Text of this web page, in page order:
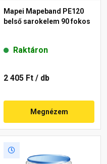
Mapei Mapeband PE120
belső sarokelem 90 fokos
Raktáron
2 405 Ft / db
Megnézem